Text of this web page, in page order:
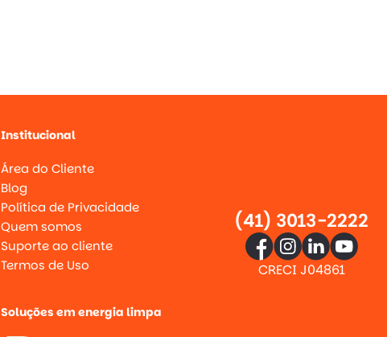
Institucional
Área do Cliente
Blog
Política de Privacidade
Quem somos
Suporte ao cliente
Termos de Uso
Soluções em energia limpa
(41) 3013-2222
CRECI J04861